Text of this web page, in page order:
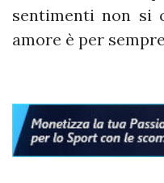
sentimenti non si
amore è per